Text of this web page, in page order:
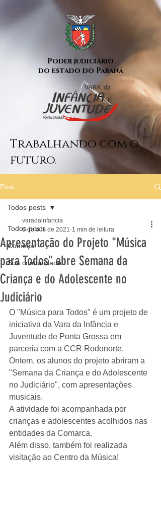
Poder judiciário
do estado do Paraná
Trabalhando com o
futuro.
Post
Todos posts
Começar
Sua comunidade
Todos posts
Apresentação do Projeto "Música
para Todos" abre Semana da
Criança e do Adolescente no
Judiciário
varadainfancia
6 de out. de 2021 1 min de leitura
O "Música para Todos" é um projeto de
iniciativa da Vara da Infância e
Juventude de Ponta Grossa em
parceria com a CCR Rodonorte.
Ontem, os alunos do projeto abriram a
"Semana da Criança e do Adolescente
no Judiciário", com apresentações
musicais.
A atividade foi acompanhada por
crianças e adolescentes acolhidos nas
entidades da Comarca.
Além disso, também foi realizada
visitação ao Centro da Música!